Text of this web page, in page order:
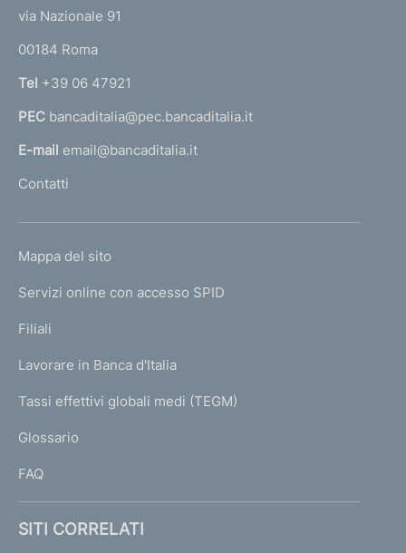
r
n
a
l
'
m
e
a
g
via Nazionale 91
00184 Roma
Tel +39 06 47921
PEC bancaditalia@pec.bancaditalia.it
E-mail email@bancaditalia.it
Contatti
L
N
K
T
I
I
Mappa del sito
Servizi online con accesso SPID
Filiali
Lavorare in Banca d'Italia
Tassi effettivi globali medi (TEGM)
Glossario
FAQ
SITI CORRELATI